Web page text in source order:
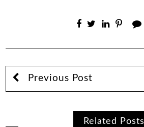
Previous Post
Related Posts